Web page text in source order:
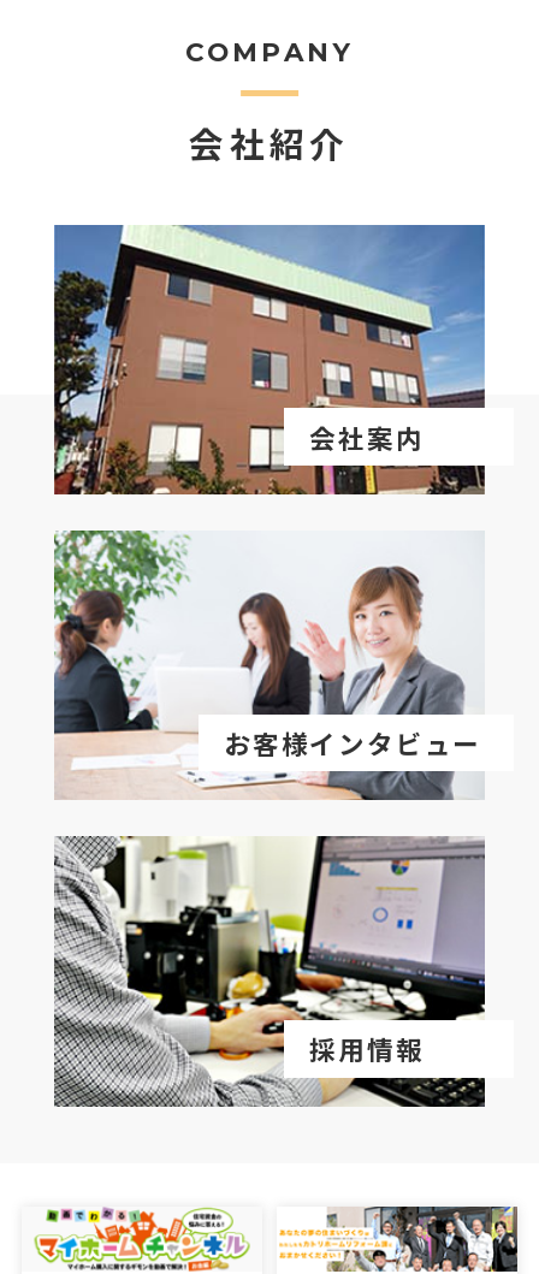
COMPANY
会社紹介
会社案内
お客様インタビュー
採用情報